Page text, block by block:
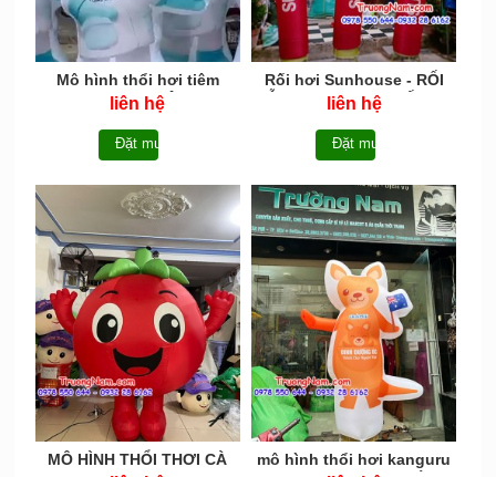
Mô hình thổi hơi tiêm
chủng LONG CHÂU trưng
MASCOT TRƯNG BÀY 2M
liên hệ
Đặt mua
Rối hơi Sunhouse - RỐI
DIỄN SUNHOUSE - RỐI BAY
liên hệ
Đặt mua
MÔ HÌNH THỔI THƠI CÀ
mô hình thổi hơi kanguru